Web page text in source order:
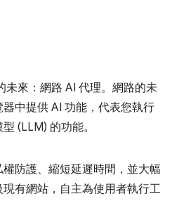
未來：網路 AI 代理。網路的未
中提供 AI 功能，代表您執行
(LLM) 的功能。
防護、縮短延遲時間，並大幅
有網站，自主為使用者執行工